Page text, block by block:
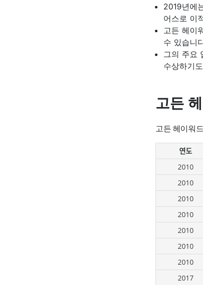
2019년에
어스로 이
고든 헤이
수 있습니
그의 주요
수상하기
고든
고든 헤이워
연도
2010
2010
2010
2010
2010
2010
2010
2017